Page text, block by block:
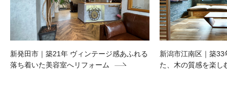
新発田市｜築21年 ヴィンテージ感あふれる
落ち着いた美容室へリフォーム
新潟市江南区｜築
た、木の質感を楽し